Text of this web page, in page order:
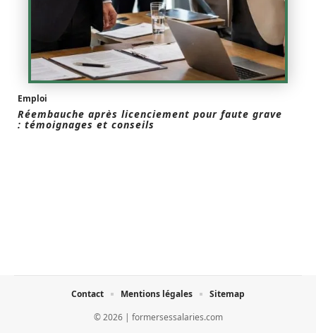
Emploi
Réembauche après licenciement pour faute grave
: témoignages et conseils
© 2026 | formersessalaries.com
Contact Mentions légales Sitemap